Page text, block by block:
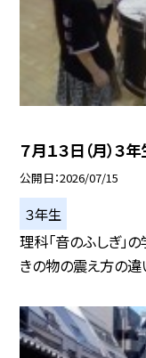
７月１３日（月）
公開日 2026/07/15
３年生
理科「音のふしぎ」
きの物の震え方の違